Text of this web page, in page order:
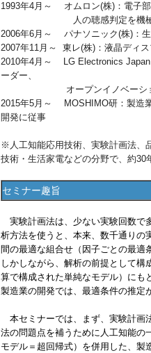
1993年4月～ オムロン(株)：電子部
人の聴感判定を機械化し
2006年6月～ パナソニック(株)：生
2007年11月～ 東レ(株)：液晶ディ
2010年4月～ LG Electronics Japan
ーダー、
オープンイノベーション
2015年5月～ MOSHIMO研：製造
開発に従事
※人工知能応用技術、実験計画法、
技術・生活家電などの分野で、約30
セミナー趣旨
実験計画法は、少ない実験回数で
析方法を使うと、本来、数千通りの
間の最適な組合せ（因子ごとの最適
しかしながら、解析の前提として構
算で構成された単純なモデル）にも
製造業の開発では、最適条件の推定
本セミナーでは、まず、実験計画
法の問題点を補うために人工知能の
モデル＝超回帰式）を併用した、製